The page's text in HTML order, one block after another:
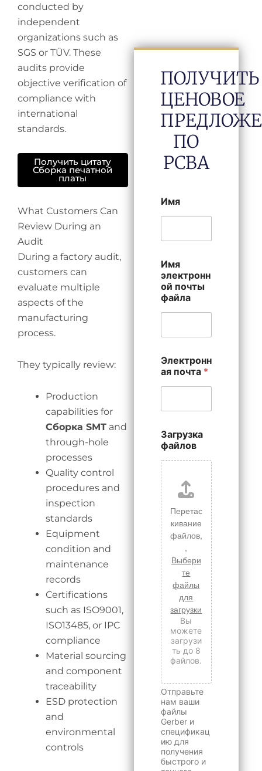
conducted by
independent
organizations such as
SGS or TÜV. These
audits provide
objective verification of
compliance with
international
standards.
Получить цитату
Сборка печатной
платы
What Customers Can
Review During an
Audit
During a factory audit,
customers can
evaluate multiple
aspects of the
manufacturing
process.
They typically review:
Production
capabilities for
Сборка SMT and
through-hole
processes
Quality control
procedures and
inspection
standards
Equipment
condition and
maintenance
records
Certifications
such as ISO9001,
ISO13485, or IPC
compliance
Material sourcing
and component
traceability
ESD protection
and
environmental
controls
ПОЛУЧИТЬ
ЦЕНОВОЕ
ПО
PCBA
Имя
Имя
электронн
ой почты
файла
Электронн
ая почта *
Загрузка
файлов
Перетас
кивание
файлов,
,
Выбери
те
файлы
для
загрузки
Вы
можете
загрузи
ть до 8
файлов.
Отправьте
нам ваши
файлы
Gerber и
спецификац
ию для
получения
быстрого и